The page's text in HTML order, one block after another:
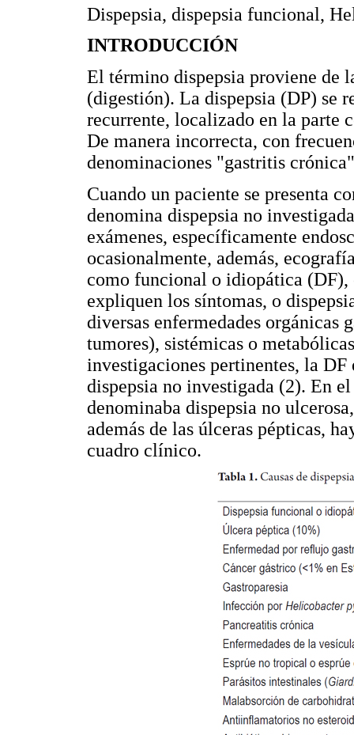
Dispepsia, dispepsia funcional,
INTRODUCCIÓN
El término dispepsia proviene de
(digestión). La dispepsia (DP) se
recurrente, localizado en la parte
De manera incorrecta, con
denominaciones "gastritis
Cuando un paciente se presenta
denomina dispepsia no
exámenes, específicamente
ocasionalmente, además,
como funcional o idiopática (DF),
expliquen los síntomas, o
diversas enfermedades orgánicas
tumores), sistémicas o
investigaciones pertinentes, la DF
dispepsia no investigada (2). En
denominaba dispepsia no
además de las úlceras pépticas,
cuadro clínico.